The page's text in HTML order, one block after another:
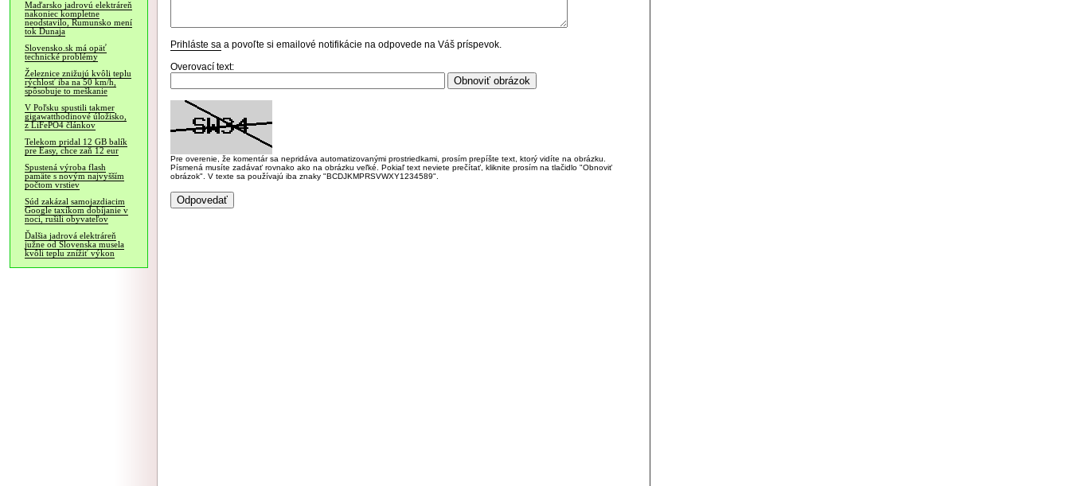
Maďarsko jadrovú elektráreň
nakoniec kompletne
neodstavilo, Rumunsko mení
tok Dunaja
Slovensko.sk má opäť
technické problémy
Železnice znižujú kvôli teplu
rýchlosť iba na 50 km/h,
spôsobuje to meškanie
V Poľsku spustili takmer
gigawatthodinové úložisko,
z LiFePO4 článkov
Telekom pridal 12 GB balík
pre Easy, chce zaň 12 eur
Spustená výroba flash
pamäte s novým najvyšším
počtom vrstiev
Súd zakázal samojazdiacim
Google taxíkom dobíjanie v
noci, rušili obyvateľov
Ďalšia jadrová elektráreň
južne od Slovenska musela
kvôli teplu znížiť výkon
Prihláste sa a povoľte si emailové notifikácie na odpovede na Váš príspevok.
Overovací text:
Pre overenie, že komentár sa nepridáva automatizovanými prostriedkami, prosím prepíšte text, ktorý vidíte na obrázku.
Písmená musíte zadávať rovnako ako na obrázku veľké. Pokiaľ text neviete prečítať, kliknite prosím na tlačidlo "Obnoviť
obrázok". V texte sa používajú iba znaky "BCDJKMPRSVWXY1234589".